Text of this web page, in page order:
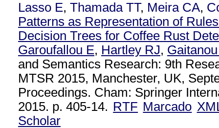
Lasso E, Thamada TT, Meira CA,
Patterns as Representation of
Decision Trees for Coffee Rust
Garoufallou E, Hartley RJ, Gaitanou
and Semantics Research: 9th
MTSR 2015, Manchester, UK,
Proceedings. Cham: Springer
2015. p. 405-14. RTF Marcado
Scholar